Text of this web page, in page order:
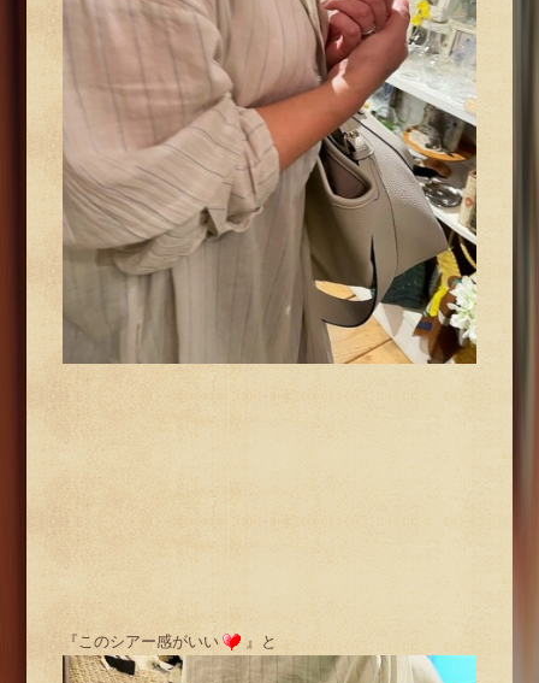
『このシアー感がいい 』と